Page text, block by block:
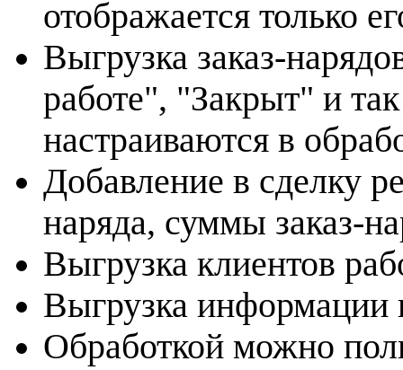
отображается только
Выгрузка заказ-
работе", "Закрыт" и
настраиваются в
Добавление в сделку
наряда, суммы заказ-
Выгрузка клиентов
Выгрузка информации
Обработкой можно